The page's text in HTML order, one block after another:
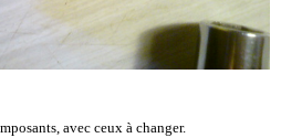
avec ceux à changer.